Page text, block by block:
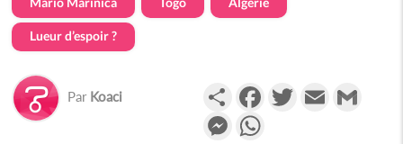
Lueur d’espoir ?
Par Koaci PartagerFacebookTwitterEmail
Messenger